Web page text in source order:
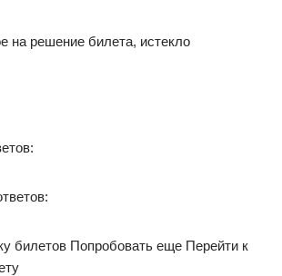
на решение билета, истекло
билетов Попробовать еще Перейти к